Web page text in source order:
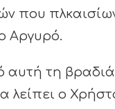
που
Αργυρό.
αυτή τη
λείπει ο